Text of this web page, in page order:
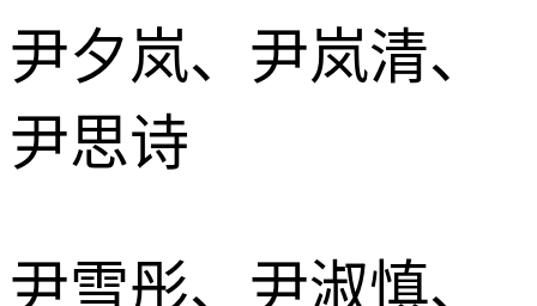
尹夕岚、尹岚清、
尹思诗
尹雪彤、尹淑慎、